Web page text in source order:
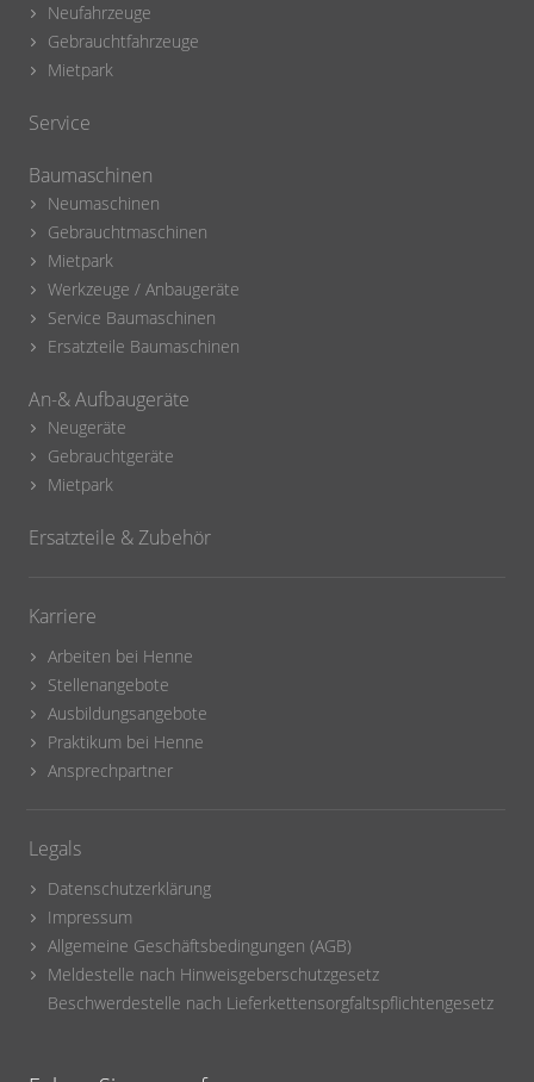
Neufahrzeuge
Gebrauchtfahrzeuge
Mietpark
Service
Baumaschinen
Neumaschinen
Gebrauchtmaschinen
Mietpark
Werkzeuge / Anbaugeräte
Service Baumaschinen
Ersatzteile Baumaschinen
An-& Aufbaugeräte
Neugeräte
Gebrauchtgeräte
Mietpark
Ersatzteile & Zubehör
Karriere
Arbeiten bei Henne
Stellenangebote
Ausbildungsangebote
Praktikum bei Henne
Ansprechpartner
Legals
Datenschutzerklärung
Impressum
Allgemeine Geschäftsbedingungen (AGB)
Meldestelle nach Hinweisgeberschutzgesetz
Beschwerdestelle nach Lieferkettensorgfaltspflichtengesetz